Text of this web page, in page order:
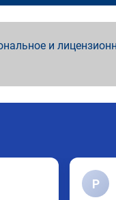
и
Р